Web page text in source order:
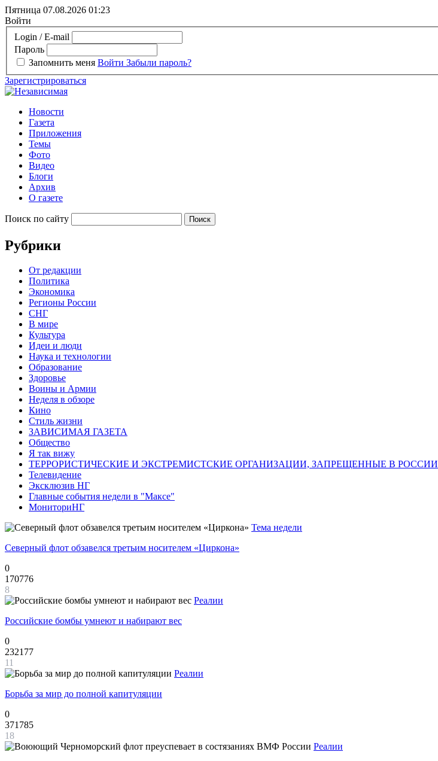
Пятница 07.08.2026 01:23
Войти
Login / E-mail
Пароль
Запомнить меня Войти Забыли пароль?
Зарегистрироваться
Новости
Газета
Приложения
Темы
Фото
Видео
Блоги
Архив
О газете
Поиск по сайту
Рубрики
От редакции
Политика
Экономика
Регионы России
СНГ
В мире
Культура
Идеи и люди
Наука и технологии
Образование
Здоровье
Воины и Армии
Неделя в обзоре
Кино
Стиль жизни
ЗАВИСИМАЯ ГАЗЕТА
Общество
Я так вижу
ТЕРРОРИСТИЧЕСКИЕ И ЭКСТРЕМИСТСКИЕ ОРГАНИЗАЦИИ, ЗАПРЕЩЕННЫЕ В РОССИИ
Телевидение
Эксклюзив НГ
Главные события недели в "Максе"
МониториНГ
Тема недели
Северный флот обзавелся третьим носителем «Циркона»
0
170776
8
Реалии
Российские бомбы умнеют и набирают вес
0
232177
11
Реалии
Борьба за мир до полной капитуляции
0
371785
18
Реалии